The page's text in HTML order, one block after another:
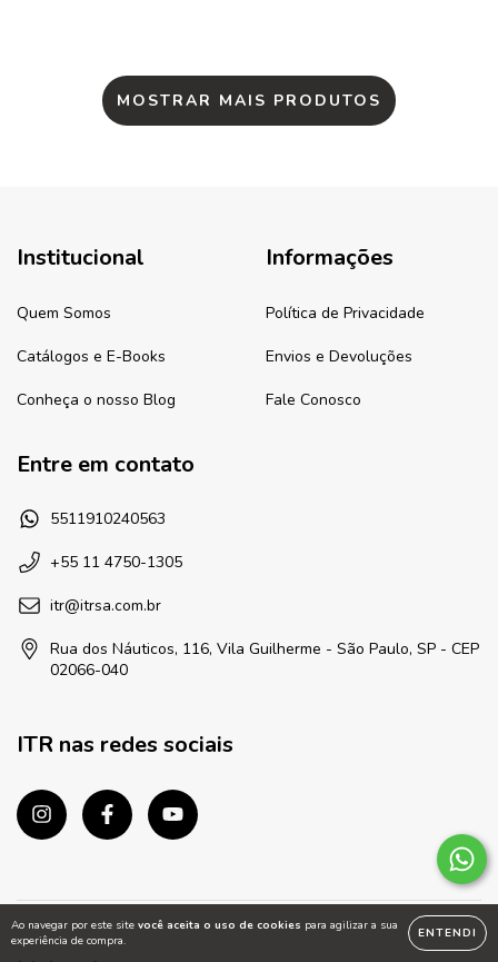
Ao navegar por este site você aceita o uso de cookies para agilizar a sua
experiência de compra.
ENTENDI
MOSTRAR MAIS PRODUTOS
Institucional
Quem Somos
Catálogos e E-Books
Conheça o nosso Blog
Informações
Política de Privacidade
Envios e Devoluções
Fale Conosco
Entre em contato
5511910240563
+55 11 4750-1305
itr@itrsa.com.br
Rua dos Náuticos, 116, Vila Guilherme - São Paulo, SP - CEP
02066-040
ITR nas redes sociais